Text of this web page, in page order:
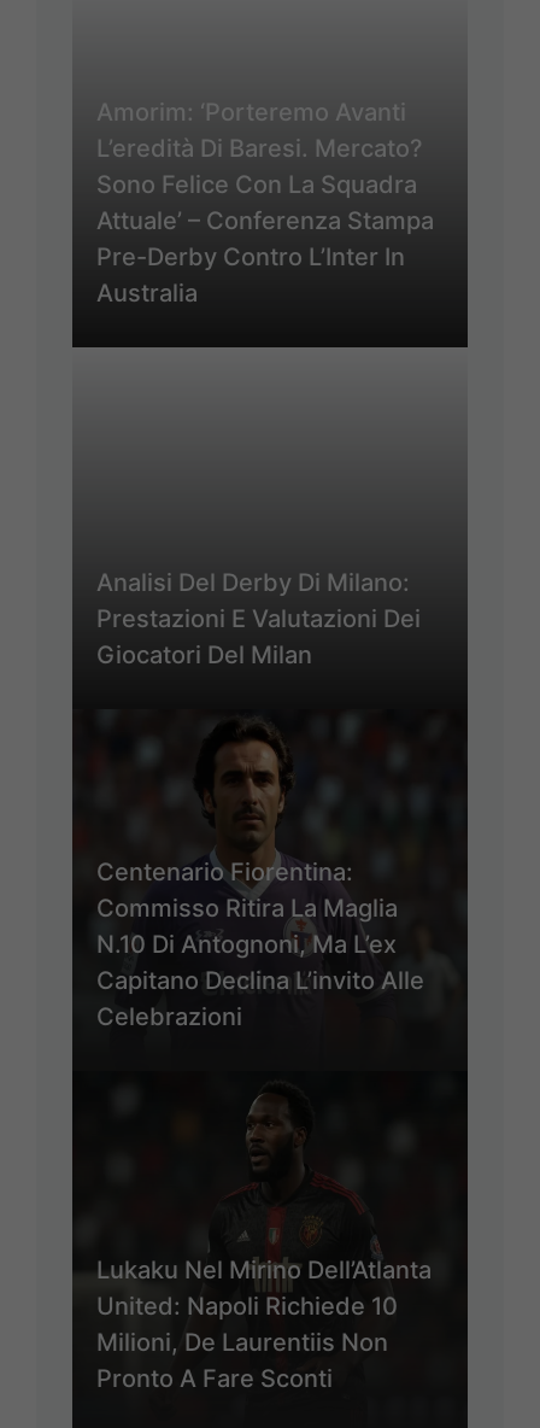
Amorim: ‘Porteremo Avanti
L’eredità Di Baresi. Mercato?
Sono Felice Con La Squadra
Attuale’ – Conferenza Stampa
Pre-Derby Contro L’Inter In
Australia
Analisi Del Derby Di Milano:
Prestazioni E Valutazioni Dei
Giocatori Del Milan
Centenario Fiorentina:
Commisso Ritira La Maglia
N.10 Di Antognoni, Ma L’ex
Capitano Declina L’invito Alle
Celebrazioni
Lukaku Nel Mirino Dell’Atlanta
United: Napoli Richiede 10
Milioni, De Laurentiis Non
Pronto A Fare Sconti